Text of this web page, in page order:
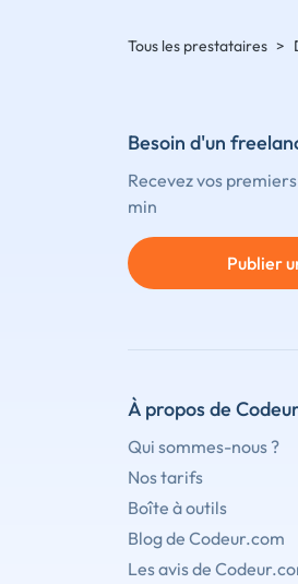
Tous les prestataires >
Besoin d'un
Recevez vos
min
Publier
À propos de
Qui sommes-nous ?
Nos tarifs
Boîte à outils
Blog de Codeur.com
Les avis de